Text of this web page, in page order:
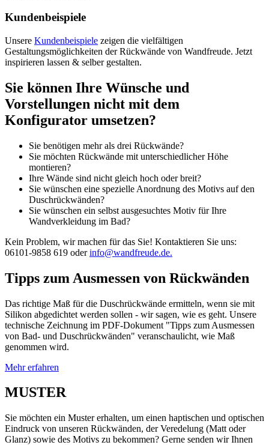
Kundenbeispiele
Unsere Kundenbeispiele zeigen die vielfältigen
Gestaltungsmöglichkeiten der Rückwände von Wandfreude. Jetzt
inspirieren lassen & selber gestalten.
Sie können Ihre Wünsche und
Vorstellungen nicht mit dem
Konfigurator umsetzen?
Sie benötigen mehr als drei Rückwände?
Sie möchten Rückwände mit unterschiedlicher Höhe
montieren?
Ihre Wände sind nicht gleich hoch oder breit?
Sie wünschen eine spezielle Anordnung des Motivs auf den
Duschrückwänden?
Sie wünschen ein selbst ausgesuchtes Motiv für Ihre
Wandverkleidung im Bad?
Kein Problem, wir machen für das Sie! Kontaktieren Sie uns:
06101-9858 619 oderinfo@wandfreude.de.
Tipps zum Ausmessen von Rückwänden
Das richtige Maß für die Duschrückwände ermitteln, wenn sie mit
Silikon abgedichtet werden sollen - wir sagen, wie es geht. Unsere
technische Zeichnung im PDF-Dokument "Tipps zum Ausmessen
von Bad- und Duschrückwänden" veranschaulicht, wie Maß
genommen wird.
Mehr erfahren
MUSTER
Sie möchten ein Muster erhalten, um einen haptischen und optischen
Eindruck von unseren Rückwänden, der Veredelung (Matt oder
Glanz) sowie des Motivs zu bekommen? Gerne senden wir Ihnen